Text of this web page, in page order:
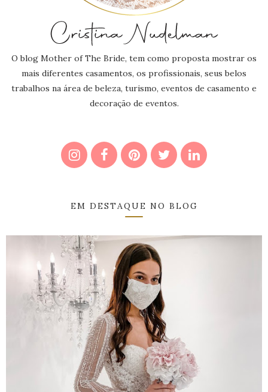
O blog Mother of The Bride, tem como proposta mostrar os
mais diferentes casamentos, os profissionais, seus belos
trabalhos na área de beleza, turismo, eventos de casamento e
decoração de eventos.
EM DESTAQUE NO BLOG